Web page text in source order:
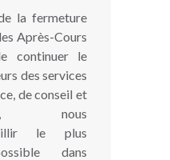
la fermeture
Après-Cours
continuer le
des services
de conseil et
nous
le plus
dans